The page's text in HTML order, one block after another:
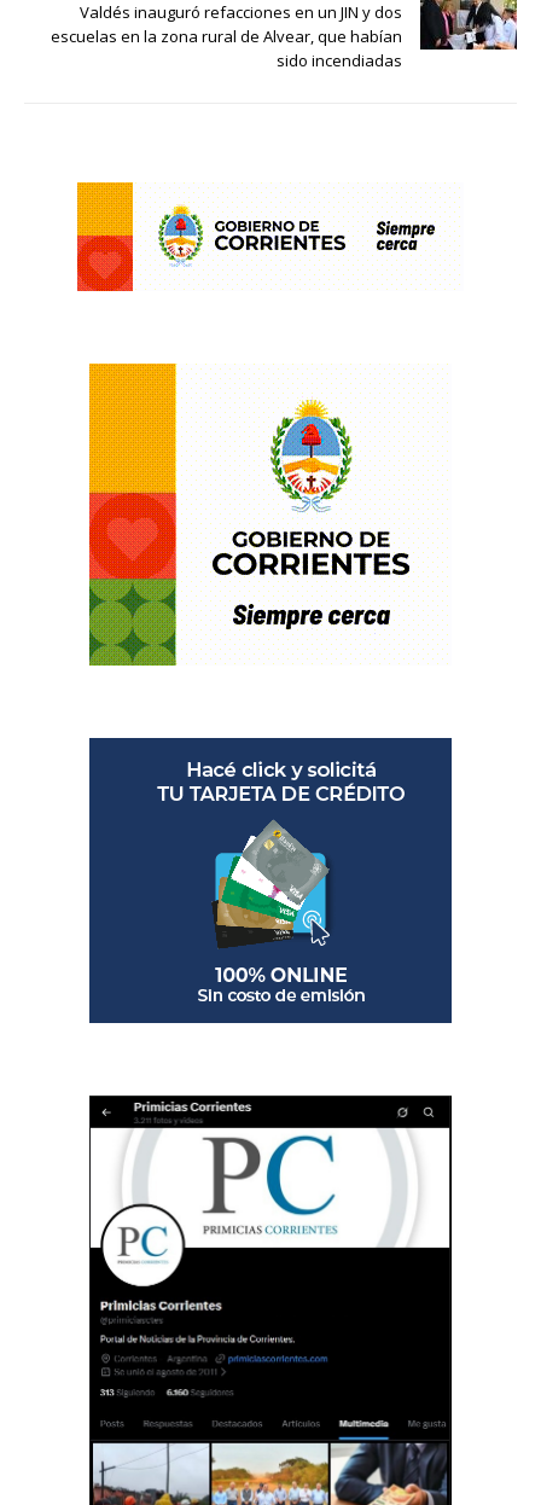
Valdés inauguró refacciones en un JIN y dos
escuelas en la zona rural de Alvear, que habían
sido incendiadas